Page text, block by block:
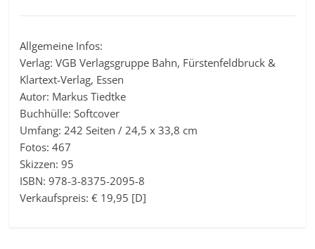
Allgemeine Infos:
Verlag: VGB Verlagsgruppe Bahn, Fürstenfeldbruck &
Klartext-Verlag, Essen
Autor: Markus Tiedtke
Buchhülle: Softcover
Umfang: 242 Seiten / 24,5 x 33,8 cm
Fotos: 467
Skizzen: 95
ISBN: 978-3-8375-2095-8
Verkaufspreis: € 19,95 [D]